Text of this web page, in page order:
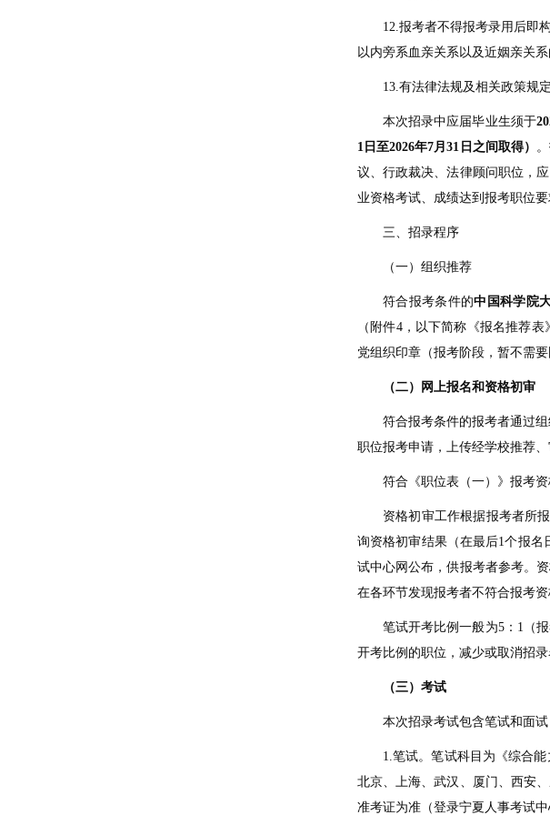
12.报考者不得报考录用后即
以内旁系血亲关系以及近姻亲关
13.有法律法规及相关政策规
本次招录中应届毕业生须于
1 日至2026年7月31 日之间取得）
议、行政裁决、法律顾问职位，
业资格考试、成绩达到报考职位
三、招录程序
（一）组织推荐
符合报考条件的中国科学院
（附件4，以下简称《报名推荐
党组织印章（报考阶段，暂不需
（二）网上报名和资格初审
符合报考条件的报考者通过
职位报考申请，上传经学校推荐
符合《职位表（一）》报考
资格初审工作根据报考者所
询资格初审结果（在最后1个报名
试中心网公布，供报考者参考。
在各环节发现报考者不符合报考
笔试开考比例一般为5：1（
开考比例的职位，减少或取消招
（三）考试
本次招录考试包含笔试和面
1.笔试。笔试科目为《综合
北京、上海、武汉、厦门、西安
准考证为准（登录宁夏人事考试